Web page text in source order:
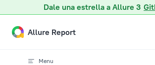
Dale una estrella a Allure 3
Skip to content
Allure Report
Menu